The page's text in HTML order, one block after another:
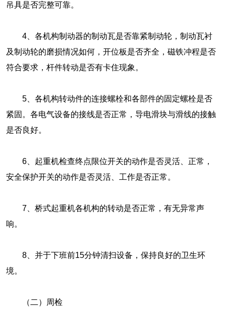
吊具是否完整可靠。
4、各机构制动器的制动瓦是否靠紧制动轮，制动瓦衬
及制动轮的磨损情况如何，开位板是否齐全，磁铁冲程是否
符合要求，杆件转动是否有卡住现象。
5、各机构转动件的连接螺栓和各部件的固定螺栓是否
紧固。各电气设备的接线是否正常，导电滑块与滑线的接触
是否良好。
6、起重机检查终点限位开关的动作是否灵活、正常，
安全保护开关的动作是否灵活、工作是否正常。
7、桥式起重机各机构的转动是否正常，有无异常声
响。
8、并于下班前15分钟清扫设备，保持良好的卫生环
境。
（二）周检